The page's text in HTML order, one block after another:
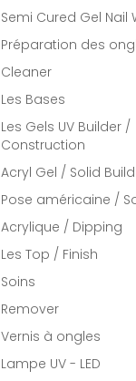
Semi Cured Gel Nail
Préparation des
Cleaner
Les Bases
Les Gels UV Builder /
Construction
Acryl Gel / Solid
Pose américaine /
Acrylique / Dipping
Les Top / Finish
Soins
Remover
Vernis à ongles
Lampe UV - LED